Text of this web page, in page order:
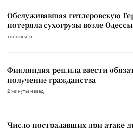
Обслуживавшая гитлеровскую
потеряла сухогрузы возле Одессы
только что
Финляндия решила ввести
получение гражданства
2 минуты назад
Число пострадавших при атаке